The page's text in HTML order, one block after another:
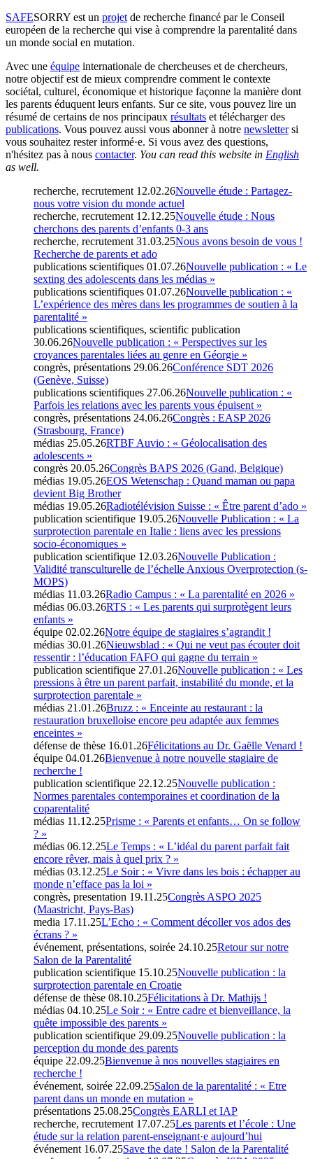
SAFESORRY est un projet de recherche financé par le Conseil
européen de la recherche qui vise à comprendre la parentalité dans
un monde social en mutation.
Avec une équipe internationale de chercheuses et de chercheurs,
notre objectif est de mieux comprendre comment le contexte
sociétal, culturel, économique et historique façonne la manière dont
les parents éduquent leurs enfants. Sur ce site, vous pouvez lire un
résumé de certains de nos principaux résultats et télécharger des
publications. Vous pouvez aussi vous abonner à notre newslettersi
vous souhaitez rester informé·e. Si vous avez des questions,
n'hésitez pas à nous contacter. You can read this website in English
as well.
recherche, recrutement 12.02.26Nouvelle étude : Partagez-
nous votre vision du monde actuel
recherche, recrutement 12.12.25Nouvelle étude : Nous
cherchons des parents d’enfants 0-3 ans
recherche, recrutement 31.03.25Nous avons besoin de vous !
Recherche de parents et ado
publications scientifiques 01.07.26Nouvelle publication : « Le
sexting des adolescents dans les médias »
publications scientifiques 01.07.26Nouvelle publication : «
L’expérience des mères dans les programmes de soutien à la
parentalité »
publications scientifiques, scientific publication
30.06.26Nouvelle publication : « Perspectives sur les
croyances parentales liées au genre en Géorgie »
congrès, présentations 29.06.26Conférence SDT 2026
(Genève, Suisse)
publications scientifiques 27.06.26Nouvelle publication : «
Parfois les relations avec les parents vous épuisent »
congrès, présentations 24.06.26Congrès : EASP 2026
(Strasbourg, France)
médias 25.05.26RTBF Auvio : « Géolocalisation des
adolescents »
congrès 20.05.26Congrès BAPS 2026 (Gand, Belgique)
médias 19.05.26EOS Wetenschap : Quand maman ou papa
devient Big Brother
médias 19.05.26Radiotélévision Suisse : « Être parent d’ado »
publication scientifique 19.05.26Nouvelle Publication : « La
surprotection parentale en Italie : liens avec les pressions
socio-économiques »
publication scientifique 12.03.26Nouvelle Publication :
Validité transculturelle de l’échelle Anxious Overprotection (s-
MOPS)
médias 11.03.26Radio Campus : « La parentalité en 2026 »
médias 06.03.26RTS : « Les parents qui surprotègent leurs
enfants »
équipe 02.02.26Notre équipe de stagiaires s’agrandit !
médias 30.01.26Nieuwsblad : « Qui ne veut pas écouter doit
ressentir : l’éducation FAFO qui gagne du terrain »
publication scientifique 27.01.26Nouvelle publication : « Les
pressions à être un parent parfait, instabilité du monde, et la
surprotection parentale »
médias 21.01.26Bruzz : « Enceinte au restaurant : la
restauration bruxelloise encore peu adaptée aux femmes
enceintes »
défense de thèse 16.01.26Félicitations au Dr. Gaëlle Venard !
équipe 04.01.26Bienvenue à notre nouvelle stagiaire de
recherche !
publication scientifique 22.12.25Nouvelle publication :
Normes parentales contemporaines et coordination de la
coparentalité
médias 11.12.25Prisme : « Parents et enfants… On se follow
? »
médias 06.12.25Le Temps : « L’idéal du parent parfait fait
encore rêver, mais à quel prix ? »
médias 03.12.25Le Soir : « Vivre dans les bois : échapper au
monde n’efface pas la loi »
congrès, presentation 19.11.25Congrès ASPO 2025
(Maastricht, Pays-Bas)
media 17.11.25L’Echo : « Comment décoller vos ados des
écrans ? »
événement, présentations, soirée 24.10.25Retour sur notre
Salon de la Parentalité
publication scientifique 15.10.25Nouvelle publication : la
surprotection parentale en Croatie
défense de thèse 08.10.25Félicitations à Dr. Mathijs !
médias 04.10.25Le Soir : « Entre cadre et bienveillance, la
quête impossible des parents »
publication scientifique 29.09.25Nouvelle publication : la
perception du monde des parents
équipe 22.09.25Bienvenue à nos nouvelles stagiaires en
recherche !
événement, soirée 22.09.25Salon de la parentalité : « Etre
parent dans un monde en mutation »
présentations 25.08.25Congrès EARLI et IAP
recherche, recrutement 17.07.25Les parents et l’école : Une
étude sur la relation parent-enseignant·e aujourd’hui
événement 16.07.25Save the date ! Salon de la Parentalité